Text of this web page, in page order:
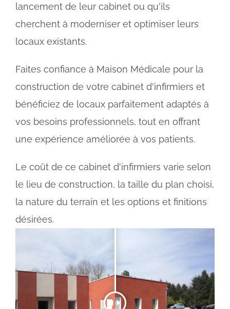
lancement de leur cabinet ou qu'ils
cherchent à moderniser et optimiser leurs
locaux existants.
Faites confiance à Maison Médicale pour la
construction de votre cabinet d'infirmiers et
bénéficiez de locaux parfaitement adaptés à
vos besoins professionnels, tout en offrant
une expérience améliorée à vos patients.
Le coût de ce cabinet d'infirmiers varie selon
le lieu de construction, la taille du plan choisi,
la nature du terrain et les options et finitions
désirées.